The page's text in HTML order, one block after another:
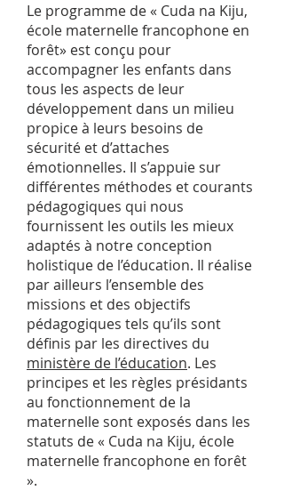
Le programme de « Cuda na Kiju,
école maternelle francophone en
forêt» est conçu pour
accompagner les enfants dans
tous les aspects de leur
développement dans un milieu
propice à leurs besoins de
sécurité et d’attaches
émotionnelles. Il s’appuie sur
différentes méthodes et courants
pédagogiques qui nous
fournissent les outils les mieux
adaptés à notre conception
holistique de l’éducation. Il réalise
par ailleurs l’ensemble des
missions et des objectifs
pédagogiques tels qu’ils sont
définis par les directives du
ministère de l’éducation. Les
principes et les règles présidants
au fonctionnement de la
maternelle sont exposés dans les
statuts de « Cuda na Kiju, école
maternelle francophone en forêt
».